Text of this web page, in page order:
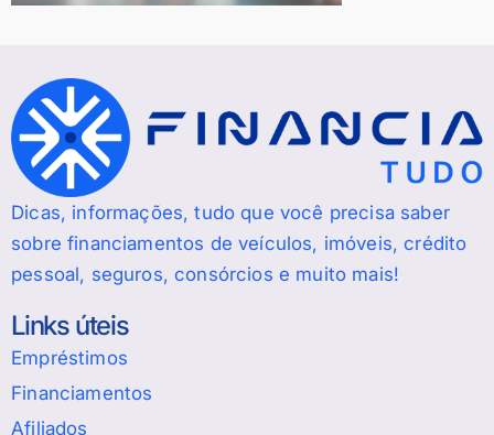
Dicas, informações, tudo que você precisa saber
sobre financiamentos de veículos, imóveis, crédito
pessoal, seguros, consórcios e muito mais!
Links úteis
Empréstimos
Financiamentos
Afiliados